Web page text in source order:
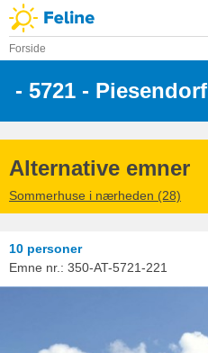
Forside
- 5721 - Piesendorf
Alternative emner
Sommerhuse i nærheden (28)
10 personer
Emne nr.: 350-AT-5721-221